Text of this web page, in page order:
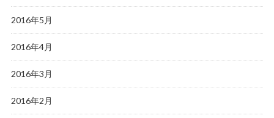
2016年5月
2016年4月
2016年3月
2016年2月